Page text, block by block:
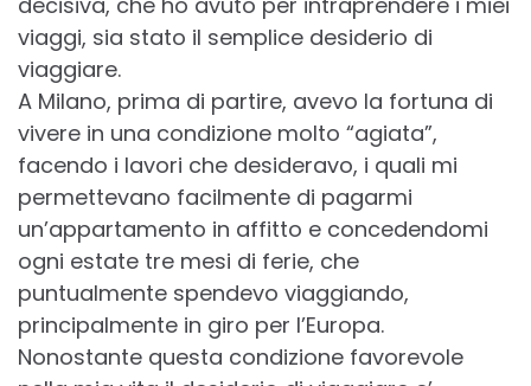
viaggi, sia stato il semplice desiderio di
viaggiare.
A Milano, prima di partire, avevo la fortuna di
vivere in una condizione molto “agiata”,
facendo i lavori che desideravo, i quali mi
permettevano facilmente di pagarmi
un’appartamento in affitto e concedendomi
ogni estate tre mesi di ferie, che
puntualmente spendevo viaggiando,
principalmente in giro per l’Europa.
Nonostante questa condizione favorevole